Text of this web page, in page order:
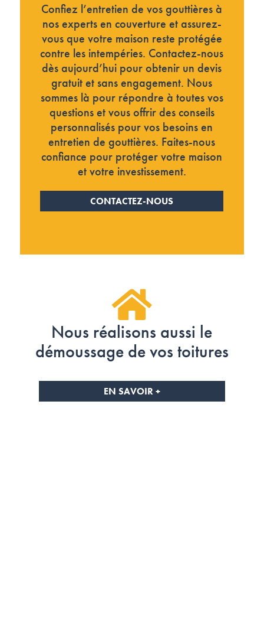
Confiez l’entretien de vos gouttières à
nos experts en couverture et assurez-
vous que votre maison reste protégée
contre les intempéries. Contactez-nous
dès aujourd’hui pour obtenir un devis
gratuit et sans engagement. Nous
sommes là pour répondre à toutes vos
questions et vous offrir des conseils
personnalisés pour vos besoins en
entretien de gouttières. Faites-nous
confiance pour protéger votre maison
et votre investissement.
CONTACTEZ-NOUS
Nous réalisons aussi le
démoussage de vos toitures
EN SAVOIR +